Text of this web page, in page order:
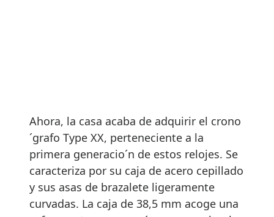
Ahora, la casa acaba de adquirir el crono
´grafo Type XX, perteneciente a la
primera generacio´n de estos relojes. Se
caracteriza por su caja de acero cepillado
y sus asas de brazalete ligeramente
curvadas. La caja de 38,5 mm acoge una